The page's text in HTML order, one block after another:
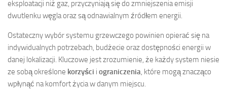
eksploatacji niż gaz, przyczyniają się do zmniejszenia emisji
dwutlenku węgla oraz są odnawialnym źródłem energii.
Ostateczny wybór systemu grzewczego powinien opierać się na
indywidualnych potrzebach, budżecie oraz dostępności energii w
danej lokalizacji. Kluczowe jest zrozumienie, że każdy system niesie
ze sobą określone korzyści i ograniczenia, które mogą znacząco
wpłynąć na komfort życia w danym miejscu.